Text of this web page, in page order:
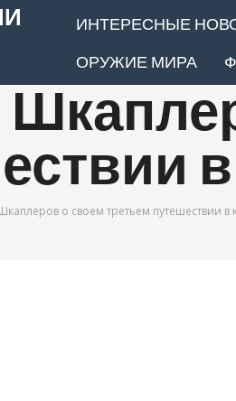
ИНТЕРЕСНЫЕ
ОРУЖИЕ МИРА
о своем третьем путешествии в